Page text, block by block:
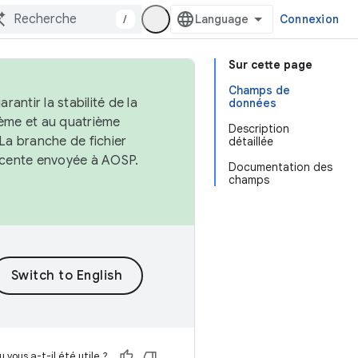
/ Connexion
Sur cette page
Champs de
données
Description
détaillée
Documentation des
champs
la stabilité de la
et au quatrième
branche de fichier
envoyée à AOSP.